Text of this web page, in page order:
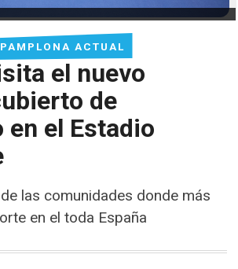
PAMPLONA ACTUAL
el nuevo
de
el Estadio
las comunidades donde más
en el toda España